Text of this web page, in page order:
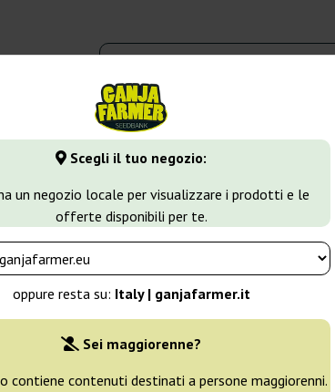
Scegli il tuo negozio:
un negozio locale per visualizzare i prodotti e le
offerte disponibili per te.
oppure resta su: Italy | ganjafarmer.it
Sei maggiorenne?
contiene contenuti destinati a persone maggiorenni.
Tipi di marijuana Altro
White Label
3 semi